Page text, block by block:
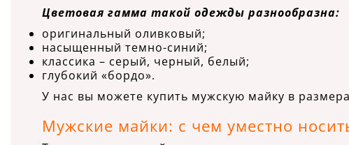
Цветовая гамма такой одежды разнообразна:
оригинальный оливковый;
насыщенный темно-синий;
классика – серый, черный, белый;
глубокий «бордо».
У нас вы можете купить мужскую майку в
Мужские майки: с чем уместно